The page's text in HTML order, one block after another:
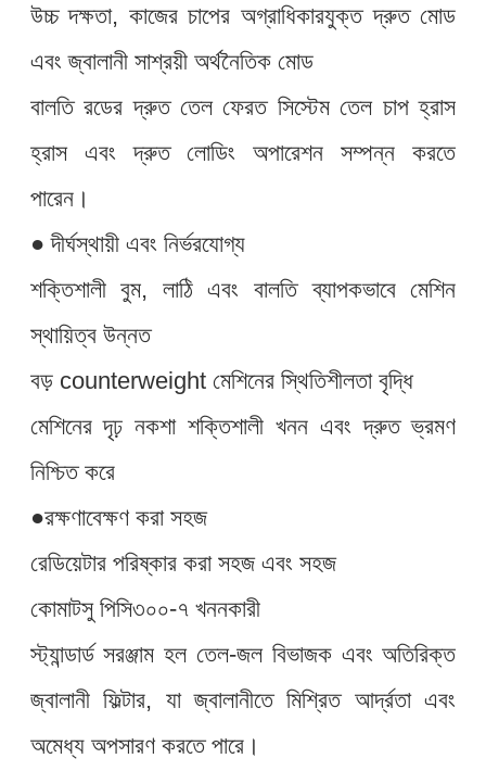
উচ্চ দক্ষতা, কাজের চাপের অগ্রাধিকারযুক্ত দ্রুত মোড
এবং জ্বালানী সাশ্রয়ী অর্থনৈতিক মোড
বালতি রডের দ্রুত তেল ফেরত সিস্টেম তেল চাপ হ্রাস
হ্রাস এবং দ্রুত লোডিং অপারেশন সম্পন্ন করতে
পারেন।
● দীর্ঘস্থায়ী এবং নির্ভরযোগ্য
শক্তিশালী বুম, লাঠি এবং বালতি ব্যাপকভাবে মেশিন
স্থায়িত্ব উন্নত
বড় counterweight মেশিনের স্থিতিশীলতা বৃদ্ধি
মেশিনের দৃঢ় নকশা শক্তিশালী খনন এবং দ্রুত ভ্রমণ
নিশ্চিত করে
●রক্ষণাবেক্ষণ করা সহজ
রেডিয়েটার পরিষ্কার করা সহজ এবং সহজ
কোমাটসু পিসি৩০০-৭ খননকারী
স্ট্যান্ডার্ড সরঞ্জাম হল তেল-জল বিভাজক এবং অতিরিক্ত
জ্বালানী ফিল্টার, যা জ্বালানীতে মিশ্রিত আর্দ্রতা এবং
অমেধ্য অপসারণ করতে পারে।